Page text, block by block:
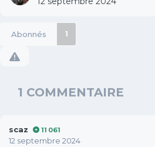
Abonnés 1
1 COMMENTAIRE
scaz 11 061
12 septembre 2024